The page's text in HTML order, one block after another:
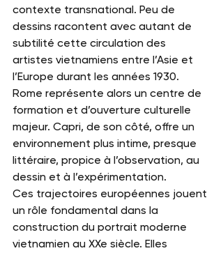
contexte transnational. Peu de
dessins racontent avec autant de
subtilité cette circulation des
artistes vietnamiens entre l’Asie et
l’Europe durant les années 1930.
Rome représente alors un centre de
formation et d’ouverture culturelle
majeur. Capri, de son côté, offre un
environnement plus intime, presque
littéraire, propice à l’observation, au
dessin et à l’expérimentation.
Ces trajectoires européennes jouent
un rôle fondamental dans la
construction du portrait moderne
vietnamien au XXe siècle. Elles